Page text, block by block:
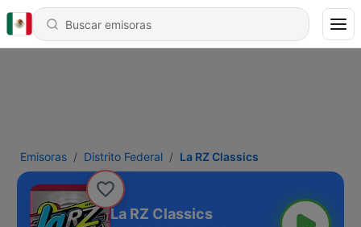
Emisoras Distrito Federal La RZ Classics
La RZ Classics